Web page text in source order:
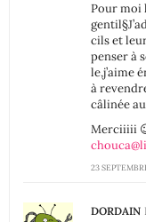
23
Pour moi
cils et
penser à
le,j’aime
à
câlinée
Merciiiii
DORDAIN